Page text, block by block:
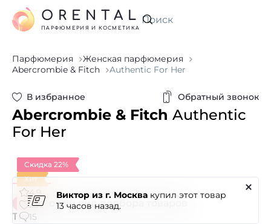
Искать
ORENTAL
ПАРФЮМЕРИЯ И КОСМЕТИКА
Парфюмерия
Женская парфюмерия
Abercrombie & Fitch
Authentic For Her
В избранное Обратный звонок
Abercrombie & Fitch Authentic
For Her
Скидка 22%
Хит
237
15
Виктор из г. Москвакупил этот товар
13 часов назад.
Новый вид подбора товаров
Тип